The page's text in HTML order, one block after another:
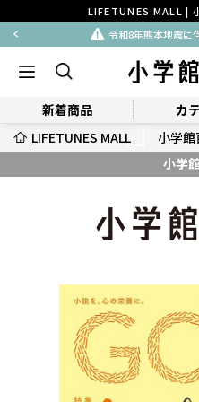
LIFETUNES MALL |
令和8年熊本地震に
新着商品 カ
LIFETUNES MALL
小学
小学